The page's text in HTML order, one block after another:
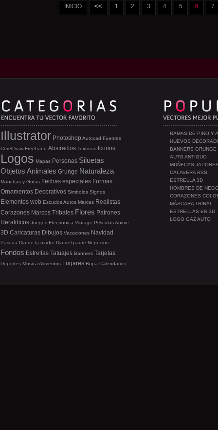
INICIO << 1 2 3 4 5 6 7
RAMAS DE PINO Y
HUEVOS
BANNERS GRUNGE
AUTO ANTIGUO
MUÑECAS
CALAVERA RSS
ESTRELLA 3D
HOMBRES DE
CORAZONES
MÁSCARA TRIBAL
ESTRELLAS EN 3D
LOGO GAZ AUTO
Illustrator Photoshop Autocad Fuentes
CorelDraw Freehand Abstractos Texturas Iconos
Logos Mapas Personas Siluetas
Objetos Animales Grunge Naturaleza
Manchas y Gotas Fechas especiales Formas
Ornamentos Decorativos Simbolos Signos
Elementos web EscudosAutos Marcas Realistas
Corazones Marcos Tribales Flores Patrones
Heraldicos Juegos Electronica Vintage PeliculasAnime
3D Caricaturas Dibujos Vacaciones Navidad
Pascua Dia de la madre Dia del padre Negocios
Fondos Estrellas Tatuajes Banners Tarjetas
Deportes Musica Alimentos Lugares Ropa Calendarios